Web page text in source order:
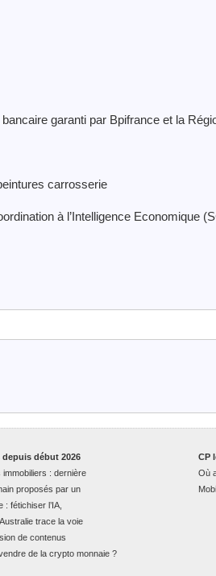
garanti par Bpifrance et la
carrosserie
à l’Intelligence Economique
CP
Où
début 2026
: dernière
proposés par un
fétichiser l’IA,
trace la voie
de contenus
de la crypto monnaie ?